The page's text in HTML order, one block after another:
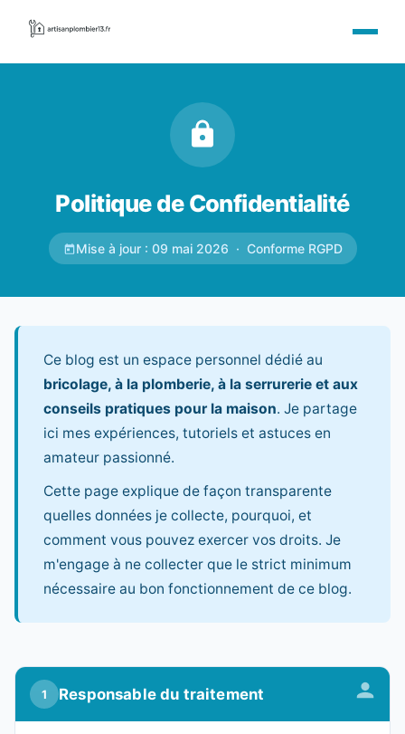
Politique de Confidentialité
Mise à jour : 09 mai 2026 · Conforme RGPD
Ce blog est un espace personnel dédié au
bricolage, à la plomberie, à la serrurerie et aux
conseils pratiques pour la maison. Je partage
ici mes expériences, tutoriels et astuces en
amateur passionné.
Cette page explique de façon transparente
quelles données je collecte, pourquoi, et
comment vous pouvez exercer vos droits. Je
m'engage à ne collecter que le strict minimum
nécessaire au bon fonctionnement de ce blog.
1 Responsable du traitement